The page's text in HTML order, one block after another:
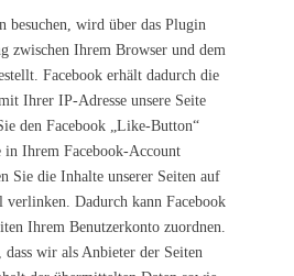
besuchen, wird über das Plugin
zwischen Ihrem Browser und dem
Facebook erhält dadurch die
Ihrer IP-Adresse unsere Seite
den Facebook „Like-Button“
in Ihrem Facebook-Account
Sie die Inhalte unserer Seiten auf
Dadurch kann Facebook
Ihrem Benutzerkonto zuordnen.
wir als Anbieter der Seiten